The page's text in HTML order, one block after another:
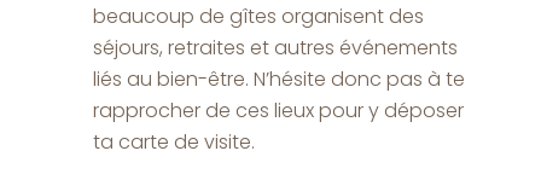
beaucoup de gîtes organisent des
séjours, retraites et autres événements
liés au bien-être. N’hésite donc pas à te
rapprocher de ces lieux pour y déposer
ta carte de visite.